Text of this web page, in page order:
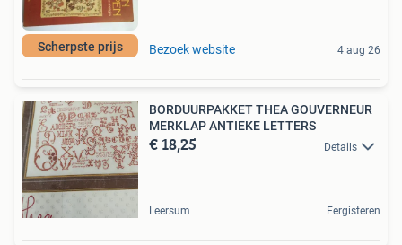
Scherpste prijs Bezoek website 4 aug 26
BORDUURPAKKET THEA GOUVERNEUR
MERKLAP ANTIEKE LETTERS
€ 18,25 Details
Leersum Eergisteren